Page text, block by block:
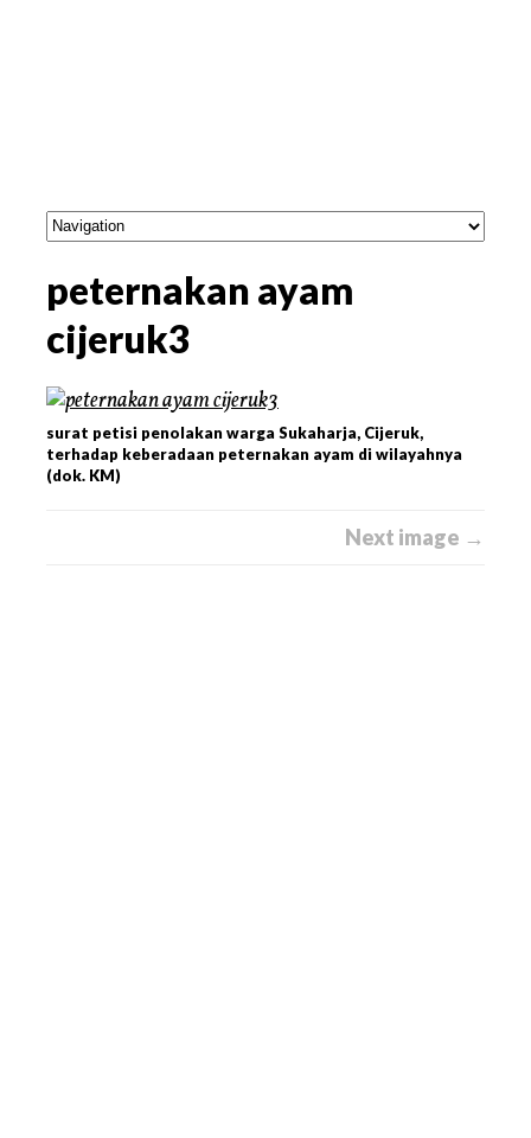
peternakan ayam
cijeruk3
surat petisi penolakan warga Sukaharja, Cijeruk,
terhadap keberadaan peternakan ayam di wilayahnya
(dok. KM)
Next image →